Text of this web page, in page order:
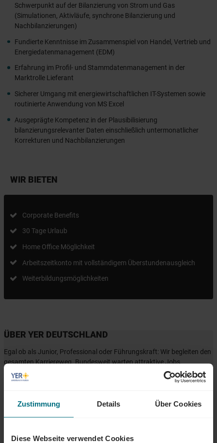
Zustimmung Details Über Cookies
Diese Webseite verwendet Cookies
Schwerpunkt auf der Bilanzierung von Strom und Gas
(Simulationen, Aktivläufe, synchrone Bilanzierung und
Nachbilanzierungen)
Fundierte Kenntnisse im Zusammenspiel von Handel, Vertrieb und
Energiedatenmanagement (EDM)
Erfahrung im Profil- und Stammdatenmanagement in der
Marktrolle Lieferant
Sicherer Umgang mit energiewirtschaftlichen IT-Systemen sowie
routinierte Anwendung von MS Excel
Ausgeprägte Kompetenz in der Plausibilisierung
bilanzierungsrelevanter Daten einschließlich untermonatlicher
Korrekturen und Nachbilanzierungen
WIR BIETEN
Corporate Benefits
30 Tage Urlaub
Home Office Möglichkeit
Arbeitszeitkonto mit vollständigem Überstundenausgleich
Weiterbildungsmöglichkeiten
ÜBER YER DEUTSCHLAND
Egal ob als Junior, Professional oder Führungskraft: Wir begleiten den
gesamten Karriereweg. Bundesweit warten attraktive Jobs,
insbesondere in den Bereichen Mobility, Tech und Energy. Unser Ziel ist
es dabei stets, das "Perfect Match" zwischen Talenten und
an internationalen Services stetig weiter und eröffnet auch berufliche